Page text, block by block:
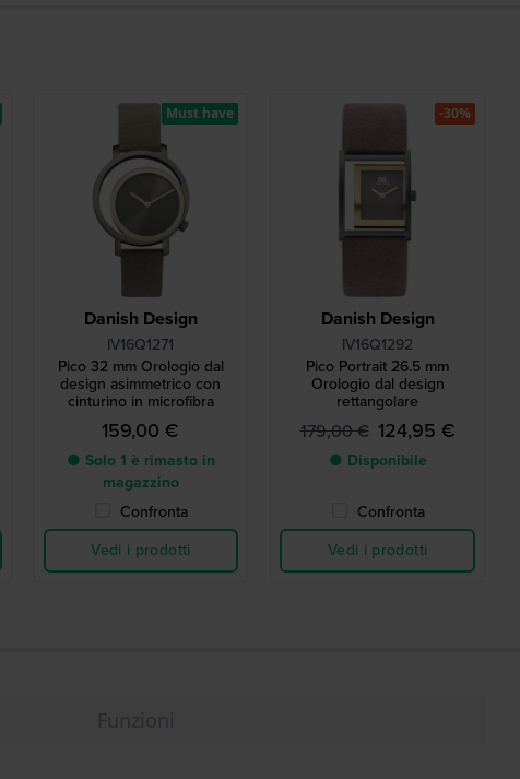
Danish Design
IV16Q1271
Pico 32 mm Orologio dal
design asimmetrico con
cinturino in microfibra
159,00 €
● Solo 1 è rimasto in
magazzino
Confronta
Vedi i prodotti
Must have
Danish Design
IV16Q1292
Pico Portrait 26.5 mm
Orologio dal design
rettangolare
179,00 € 124,95 €
● Disponibile
Confronta
Vedi i prodotti
-30%